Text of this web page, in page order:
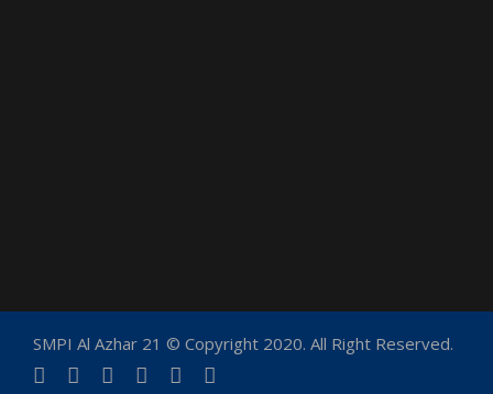
SMPI Al Azhar 21 © Copyright 2020. All Right Reserved.